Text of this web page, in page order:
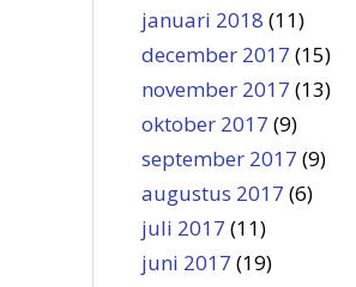
januari 2018 (11)
december 2017 (15)
november 2017 (13)
oktober 2017 (9)
september 2017 (9)
augustus 2017 (6)
juli 2017 (11)
juni 2017 (19)